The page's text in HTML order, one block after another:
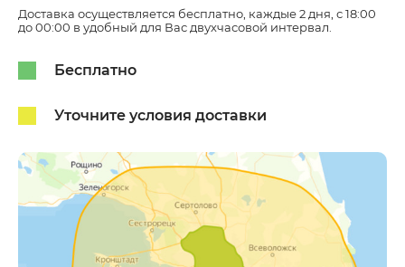
Доставка осуществляется бесплатно, каждые 2 дня, с 18:00
до 00:00 в удобный для Вас двухчасовой интервал.
Бесплатно
Уточните условия доставки